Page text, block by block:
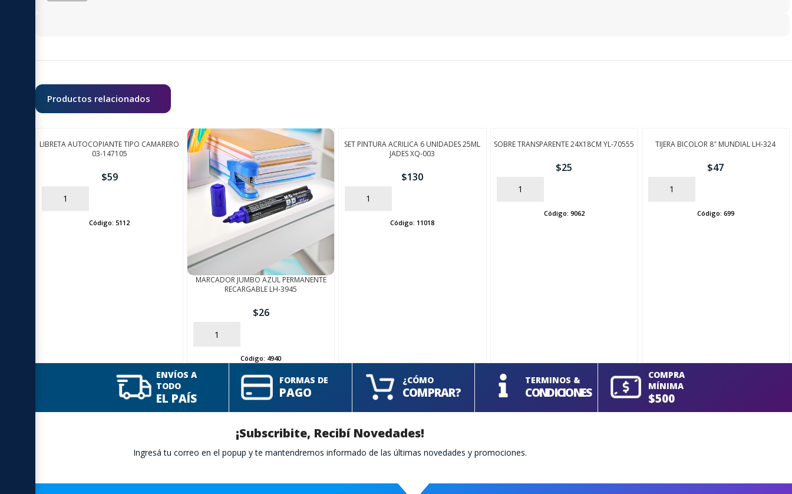
Productos relacionados
LIBRETA AUTOCOPIANTE TIPO CAMARERO
03-147105
$59
AÑADIR
Código:5112
MARCADOR JUMBO AZUL PERMANENTE
RECARGABLE LH-3945
$26
AÑADIR
Código: 4940
SET PINTURA ACRILICA 6 UNIDADES 25ML
JADES XQ-003
$130
AÑADIR
Código:11018
SOBRE TRANSPARENTE 24X18CM YL-70555
$25
AÑADIR
Código: 9062
TIJERA BICOLOR 8″ MUNDIAL LH-324
$47
AÑADIR
Código: 699
ENVÍOS A
TODO
EL PAÍS
FORMAS DE
PAGO
¿CÓMO
COMPRAR?
TERMINOS &
CONDICIONES
COMPRA
MÍNIMA
$500
¡Subscribite, Recibí Novedades!
Ingresá tu correo en el popup y te mantendremos informado de las últimas novedades y promociones.